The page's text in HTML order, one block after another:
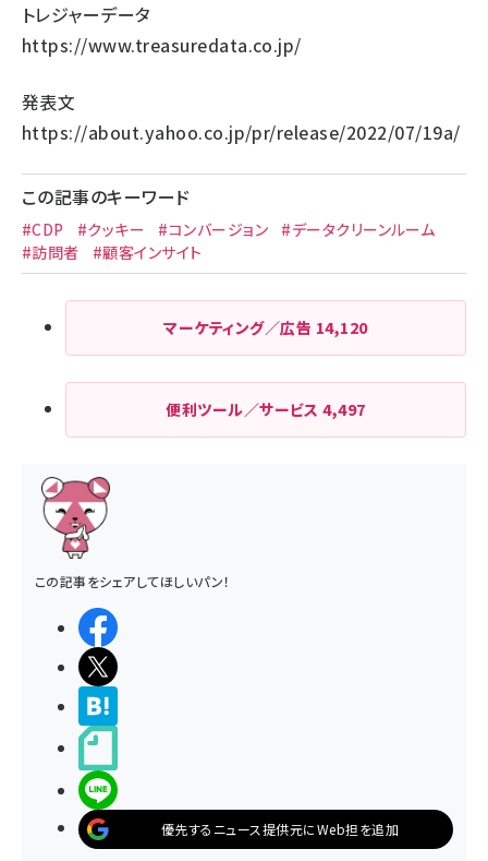
トレジャーデータ
https://www.treasuredata.co.jp/
発表文
https://about.yahoo.co.jp/pr/release/2022/07/19a/
この記事のキーワード
#CDP #クッキー #コンバージョン
#データクリーンルーム
#訪問者
#顧客インサイト
マーケティング／広告 14,120
便利ツール／サービス4,497
この記事をシェアしてほしいパン！
優先するニュース提供元にWeb担を追加